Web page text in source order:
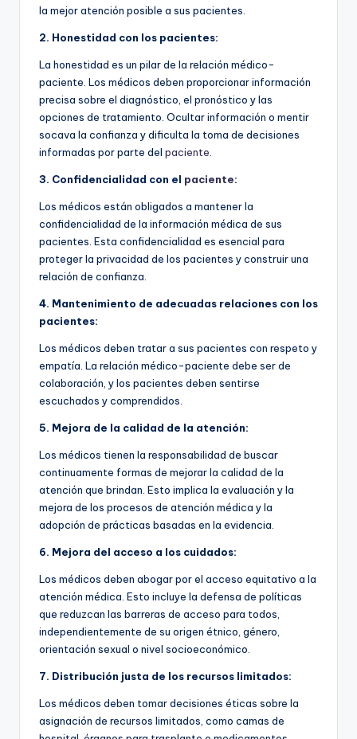
la mejor atención posible a sus pacientes.
2. Honestidad con los pacientes:
La honestidad es un pilar de la relación médico-
paciente. Los médicos deben proporcionar información
precisa sobre el diagnóstico, el pronóstico y las
opciones de tratamiento. Ocultar información o mentir
socava la confianza y dificulta la toma de decisiones
informadas por parte del paciente
3. Confidencialidad con el paciente:
Los médicos están obligados a mantener la
confidencialidad de la información médica de sus
pacientes. Esta confidencialidad es esencial para
proteger la privacidad de los pacientes y construir una
relación de confianza.
4. Mantenimiento de adecuadas relaciones con los
pacientes:
Los médicos deben tratar a sus pacientes con respeto y
empatía. La relación médico-paciente debe ser de
colaboración, y los pacientes deben sentirse
escuchados y comprendidos.
5. Mejora de la calidad de la atención:
Los médicos tienen la responsabilidad de buscar
continuamente formas de mejorar la calidad de la
atención que brindan. Esto implica la evaluación y la
mejora de los procesos de atención médica y la
adopción de prácticas basadas en la evidencia.
6. Mejora del acceso a los cuidados:
Los médicos deben abogar por el acceso equitativo a la
atención médica. Esto incluye la defensa de políticas
que reduzcan las barreras de acceso para todos,
independientemente de su origen étnico, género,
orientación sexual o nivel socioeconómico.
7. Distribución justa de los recursos limitados:
Los médicos deben tomar decisiones éticas sobre la
asignación de recursos limitados, como camas de